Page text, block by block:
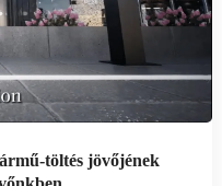
töltés jövőjének